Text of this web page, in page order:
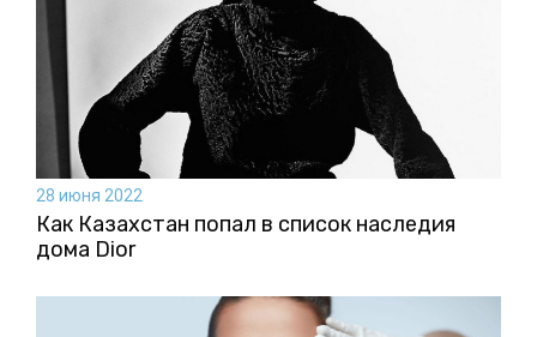
28 июня 2022
Как Казахстан попал в список наследия
дома Dior